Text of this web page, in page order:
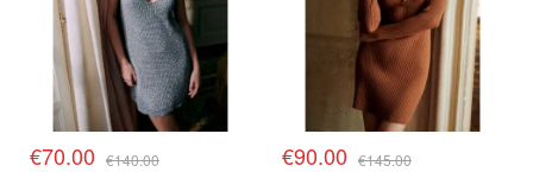
€70.00 €140.00 €90.00 €145.00